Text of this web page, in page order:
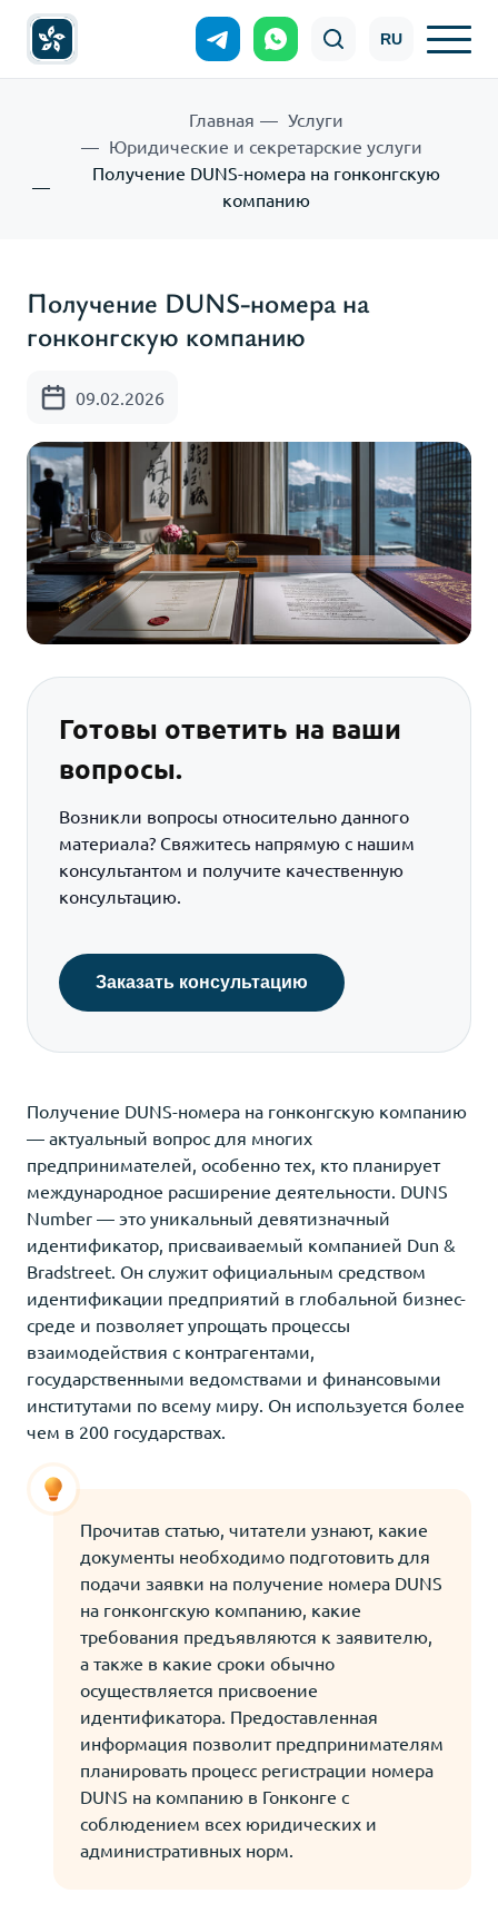
RU
Главная
Услуги
Юридические и секретарские услуги
Получение DUNS-номера на гонконгскую
компанию
Получение DUNS-номера на
гонконгскую компанию
09.02.2026
Готовы ответить на ваши
вопросы.
Возникли вопросы относительно данного
материала? Свяжитесь напрямую с нашим
консультантом и получите качественную
консультацию.
Заказать консультацию
Получение DUNS-номера на гонконгскую компанию
— актуальный вопрос для многих
предпринимателей, особенно тех, кто планирует
международное расширение деятельности. DUNS
Number — это уникальный девятизначный
идентификатор, присваиваемый компанией Dun &
Bradstreet. Он служит официальным средством
идентификации предприятий в глобальной бизнес-
среде и позволяет упрощать процессы
взаимодействия с контрагентами,
государственными ведомствами и финансовыми
институтами по всему миру. Он используется более
чем в 200 государствах.
Прочитав статью, читатели узнают, какие
документы необходимо подготовить для
подачи заявки на получение номера DUNS
на гонконгскую компанию, какие
требования предъявляются к заявителю,
а также в какие сроки обычно
осуществляется присвоение
идентификатора. Предоставленная
информация позволит предпринимателям
планировать процесс регистрации номера
DUNS на компанию в Гонконге с
соблюдением всех юридических и
административных норм.